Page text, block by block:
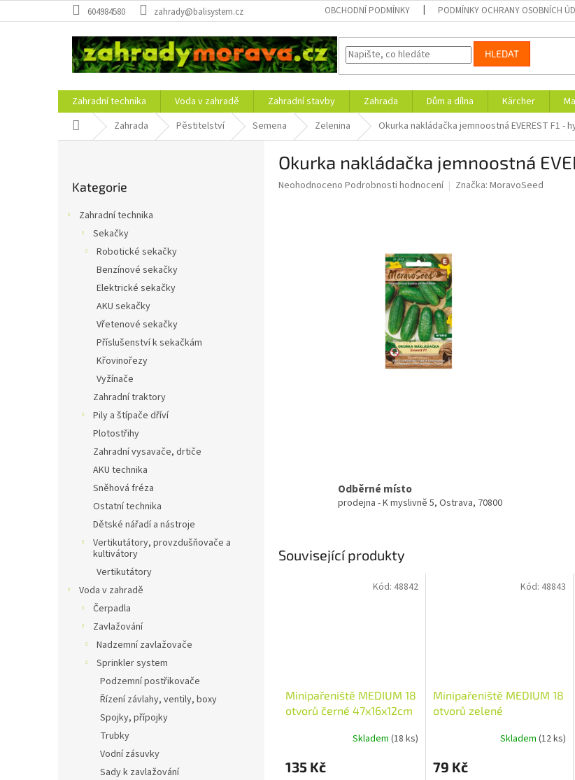
na
604984580 zahrady@balisystem.cz OBCHODNÍ PODMÍNKY PODMÍNKY OCHRANY OSOBNÍCH
HLEDAT
Zahradní technika Voda v zahradě Zahradní stavby Zahrada Dům a dílna Kärcher
Domů Zahrada Pěstitelství Semena Zelenina Okurka nakládačka jemnoostná EVEREST F1 -
kategorie
Kategorie
Zahradní technika
Sekačky
Robotické sekačky
Benzínové sekačky
Elektrické sekačky
AKU sekačky
Vřetenové sekačky
Příslušenství k sekačkám
Křovinořezy
Vyžínače
Zahradní traktory
Pily a štípače dříví
Plotostřihy
Zahradní vysavače, drtiče
AKU technika
Sněhová fréza
Ostatní technika
Dětské nářadí a nástroje
Vertikutátory, provzdušňovače a
kultivátory
Vertikutátory
Voda v zahradě
Čerpadla
Zavlažování
Nadzemní zavlažovače
Sprinkler system
Podzemní postřikovače
Řízení závlahy, ventily, boxy
Spojky, přípojky
Trubky
Vodní zásuvky
Sady k zavlažování
Okurka nakládačka jemnoostná
Průměrné
Neohodnoceno Podrobnosti hodnocení Značka: MoravoSeed
Odběrné místo
prodejna - K myslivně 5, Ostrava, 70800
Související produkty
Minipařeniště MEDIUM 18
otvorů černé 47x16x12cm
Skladem (18 ks)
135 Kč
Kód: 48842
Minipařeniště MEDIUM 18
otvorů zelené
Skladem (12 ks)
79 Kč
Kód: 48843